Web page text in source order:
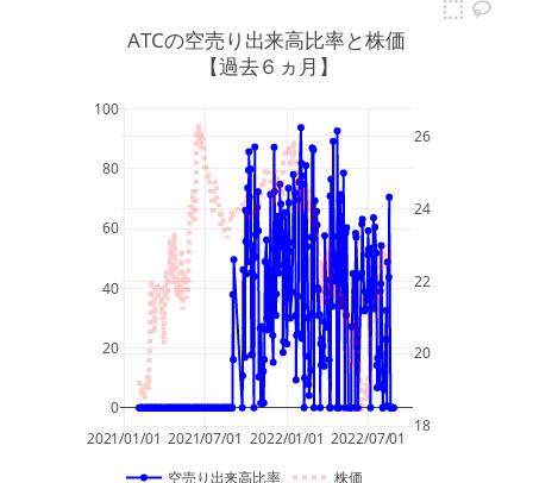
2021/01/01 2021/07/01 2022/01/01 2022/07/01
0
20
40
60
80
100
18
20
22
24
26
空売り出来高比率 株価
ATCの空売り出来高比率と株価
【過去６ヵ月】